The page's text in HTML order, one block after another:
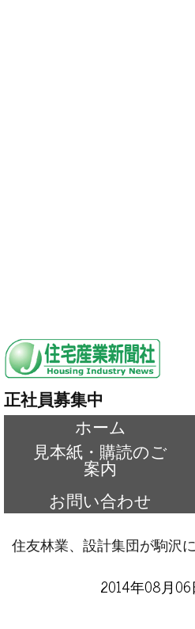
正社員募集中
ホーム
見本紙・購読のご
案内
お問い合わせ
住友林業、設計集団が駒沢
2014年08月06